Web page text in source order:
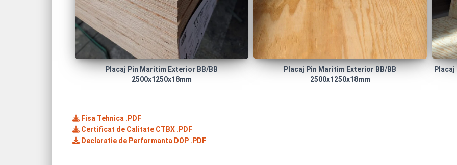
Placaj Pin Maritim Exterior BB/BB
2500x1250x18mm
Placaj Pin Maritim Exterior BB/BB
2500x1250x18mm
Fisa Tehnica .PDF
Certificat de Calitate CTBX .PDF
Declaratie de Performanta DOP .PDF